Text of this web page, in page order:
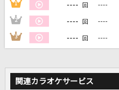
1 ---- 回 ----
2 ---- 回 ----
3 ---- 回 ----
関連カラオケサービス